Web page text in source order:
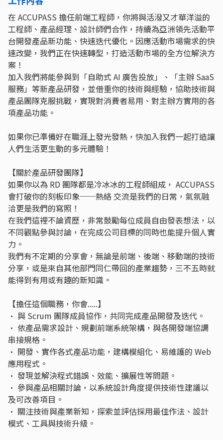
在 ACCUPASS 擔任前端工程師，你將與活潑又才華洋溢的
工程師、產品經理、設計師們合作，持續為亞洲領先活動平
台開發產品新功能、快速迭代優化。因應活動市場需求的快
速改變，我們正在快速轉型，打造活動市場的全方位解決方
案！
加入我們將能參與到「自助式 AI 廣吿投放」、「主辦 SaaS
服務」等新產品研發，並借重你的技術與經驗，協助技術與
產品團隊克服挑戰，實現對消費者易用、對主辦方實用的各
項產品功能。
如果你已準備好在職涯上發光發熱，快加入我們一起打造讓
人們生活更生動的多元體驗！
【關於產品研發團隊】
如果你以為 RD 團隊都是冷冰冰的工程師組成， ACCUPASS
會打破你的刻板印象──熱絡 交流是我們的日常，氣氛融
洽更是我們的寫照！
在我們這裡不論資歷，非常鼓勵每位成員自由發表想法，以
不同觀點參與討論，在完成公司目標的同時也能提升個人實
力。
我們有不定期的分享會，無論是前端、後端、移動端的技術
分享，或是來自其他部門同仁帶回的產業趨勢，三不五時就
能得到有用或有趣的新知識。
【擔任這個職務，你會.....】
• 與 Scrum 團隊成員協作，共同完成產品開發及迭代。
• 依產品需求設計、規劃前端系統架構，與各開發端協調
串接規格。
• 開發、實作各式產品功能，建構模組化、易維護的 Web
應用程式。
• 發現並解決程式錯誤、效能、擴展性等問題。
• 參與產品相關討論，以系統設計角度提供技術性建議以
及可改善項目。
• 關注技術與產業新知，探索並評估採用最佳作法、設計
模式、工具與技術升級。